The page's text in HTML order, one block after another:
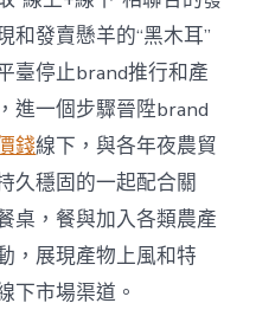
和發賣懸羊的“黑木耳”
臺停止brand推行和產
進一個步驟晉陞brand
錢線下，與各年夜農貿
久穩固的一起配合關
桌，餐與加入各類農產
，展現產物上風和特
下市場渠道。